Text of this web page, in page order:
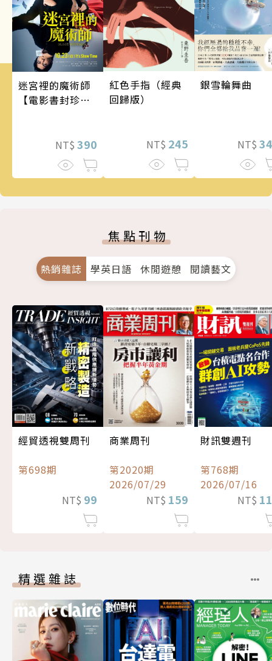
迷宮裡的魔術師
【電影書封珍藏
NT$ 390
紅色手指（經典
回歸版）
NT$ 245
銀雪輪舞曲
NT$
焦點刊物
熱銷雜誌 學英日語 休閒遊憩 閱讀藝文
經貿透視雙周刊
第698期
NT$ 99
商業周刊
第2020期
2026/07/29
NT$ 159
財訊雙週刊
第768期
2026/07/16
NT$
精選雜誌